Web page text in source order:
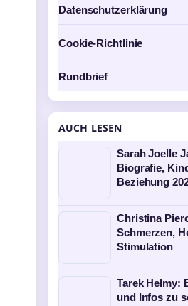
Datenschutzerklärung
Cookie-Richtlinie
Rundbrief
AUCH LESEN
Sarah Joelle
Biografie,
Beziehung
Christina
Schmerzen,
Stimulation
Tarek Helmy:
und Infos zu